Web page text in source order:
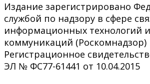
Издание зарегистрировано
службой по надзору в сфере
информационных технологий
коммуникаций (Роскомнадзор)
Регистрационное
ЭЛ № ФС77-61441 от 10.04.2015